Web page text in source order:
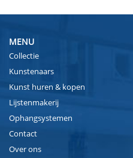
MENU
Collectie
Kunstenaars
Kunst huren & kopen
Lijstenmakerij
Ophangsystemen
Contact
Over ons